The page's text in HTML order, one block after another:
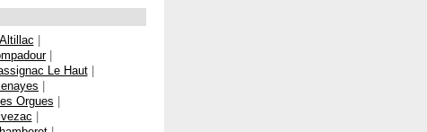
Altillac |
|
Le Haut|
|
Orgues |
|